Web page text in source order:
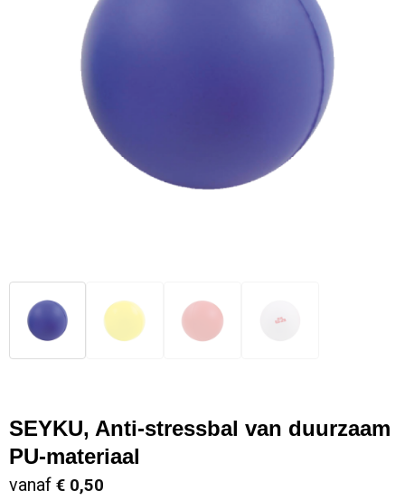
SEYKU, Anti-stressbal van duurzaam
PU-materiaal
vanaf € 0,50